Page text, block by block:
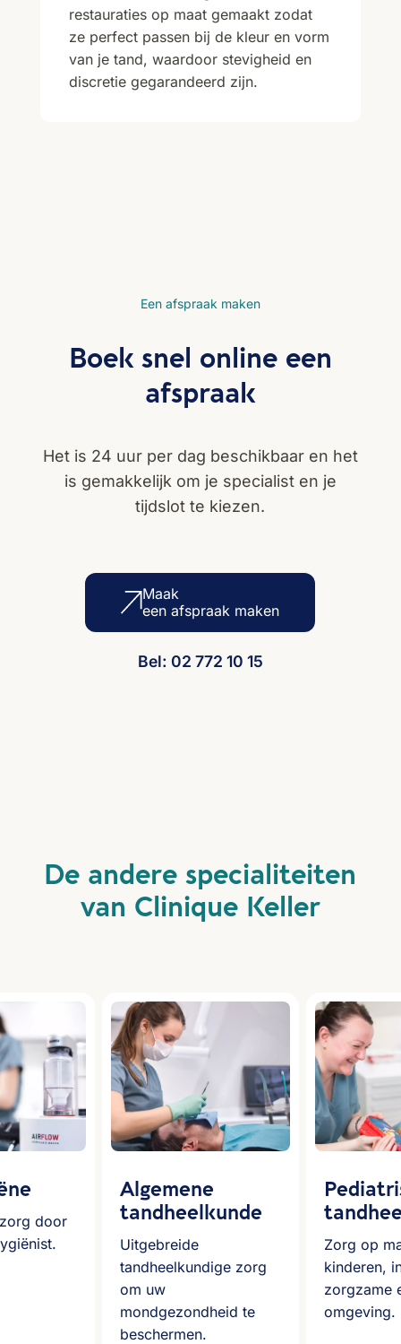
restauraties op maat gemaakt zodat
ze perfect passen bij de kleur en vorm
van je tand, waardoor stevigheid en
discretie gegarandeerd zijn.
Een afspraak maken
Boek snel online een
afspraak
Het is 24 uur per dag beschikbaar en het
is gemakkelijk om je specialist en je
tijdslot te kiezen.
Maak
een afspraak maken
Bel: 02 772 10 15
De andere specialiteiten
van Clinique Keller
door
Algemene
tandheelkunde
Uitgebreide
tandheelkundige zorg
om uw
mondgezondheid te
beschermen.
Zorg op
kinderen,
zorgzame
omgeving.